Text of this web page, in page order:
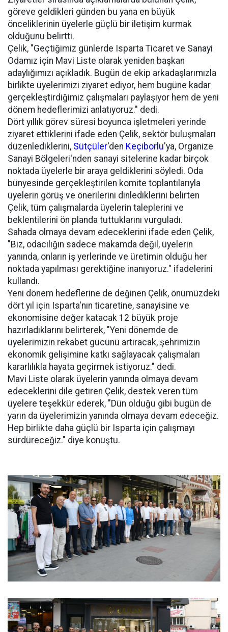
göreve geldikleri günden bu yana en büyük
önceliklerinin üyelerle güçlü bir iletişim kurmak
olduğunu belirtti.
Çelik, "Geçtiğimiz günlerde Isparta Ticaret ve Sanayi
Odamız için Mavi Liste olarak yeniden başkan
adaylığımızı açıkladık. Bugün de ekip arkadaşlarımızla
birlikte üyelerimizi ziyaret ediyor, hem bugüne kadar
gerçekleştirdiğimiz çalışmaları paylaşıyor hem de yeni
dönem hedeflerimizi anlatıyoruz." dedi.
Dört yıllık görev süresi boyunca işletmeleri yerinde
ziyaret ettiklerini ifade eden Çelik, sektör buluşmaları
düzenlediklerini, Sütçüler'den Keçiborlu'ya, Organize
Sanayi Bölgeleri'nden sanayi sitelerine kadar birçok
noktada üyelerle bir araya geldiklerini söyledi. Oda
bünyesinde gerçekleştirilen komite toplantılarıyla
üyelerin görüş ve önerilerini dinlediklerini belirten
Çelik, tüm çalışmalarda üyelerin taleplerini ve
beklentilerini ön planda tuttuklarını vurguladı.
Sahada olmaya devam edeceklerini ifade eden Çelik,
"Biz, odacılığın sadece makamda değil, üyelerin
yanında, onların iş yerlerinde ve üretimin olduğu her
noktada yapılması gerektiğine inanıyoruz." ifadelerini
kullandı.
Yeni dönem hedeflerine de değinen Çelik, önümüzdeki
dört yıl için Isparta'nın ticaretine, sanayisine ve
ekonomisine değer katacak 12 büyük proje
hazırladıklarını belirterek, "Yeni dönemde de
üyelerimizin rekabet gücünü artıracak, şehrimizin
ekonomik gelişimine katkı sağlayacak çalışmaları
kararlılıkla hayata geçirmek istiyoruz." dedi.
Mavi Liste olarak üyelerin yanında olmaya devam
edeceklerini dile getiren Çelik, destek veren tüm
üyelere teşekkür ederek, "Dün olduğu gibi bugün de
yarın da üyelerimizin yanında olmaya devam edeceğiz.
Hep birlikte daha güçlü bir Isparta için çalışmayı
sürdüreceğiz." diye konuştu.